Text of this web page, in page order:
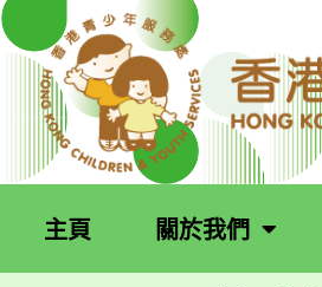
跳
至
主頁 關於我們